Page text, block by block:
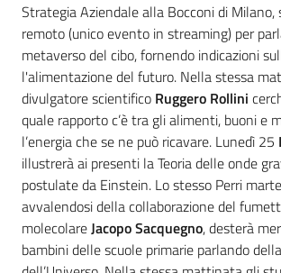
Strategia Aziendale alla Bocconi di Milano,
remoto (unico evento in streaming) per
metaverso del cibo, fornendo indicazioni
l'alimentazione del futuro. Nella stessa
divulgatore scientifico Ruggero Rollini
quale rapporto c’è tra gli alimenti, buoni e
l’energia che se ne può ricavare. Lunedì 25
illustrerà ai presenti la Teoria delle onde
postulate da Einstein. Lo stesso Perri
avvalendosi della collaborazione del
molecolareJacopo Sacquegno, desterà
bambini delle scuole primarie parlando